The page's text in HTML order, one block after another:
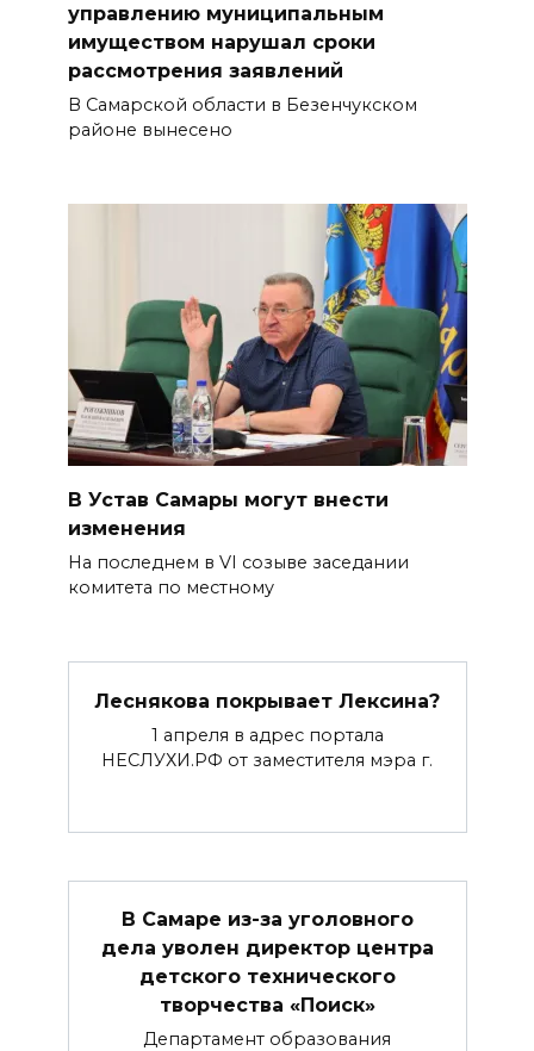
управлению муниципальным
имуществом нарушал сроки
рассмотрения заявлений
В Самарской области в Безенчукском
районе вынесено
В Устав Самары могут внести
изменения
На последнем в VI созыве заседании
комитета по местному
Леснякова покрывает Лексина?
1 апреля в адрес портала
НЕСЛУХИ.РФ от заместителя мэра г.
В Самаре из-за уголовного
дела уволен директор центра
детского технического
творчества «Поиск»
Департамент образования